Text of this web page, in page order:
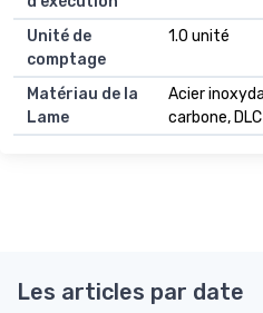
Unité de
comptage
1.0 unité
Matériau de la
Lame
Acier
carbone, DLC
Les articles par date